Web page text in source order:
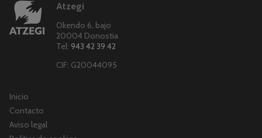
Atzegi
Okendo 6, bajo
20004 Donostia
Tel: 943 42 39 42
CIF: G20044095
Inicio
Contacto
Aviso legal